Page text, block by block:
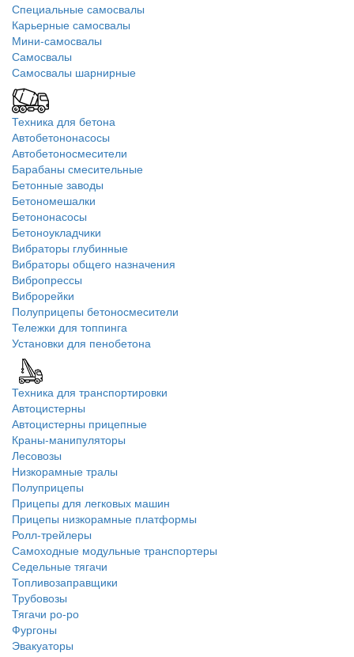
Специальные самосвалы
Карьерные самосвалы
Мини-самосвалы
Самосвалы
Самосвалы шарнирные
Техника для бетона
Автобетононасосы
Автобетоносмесители
Барабаны смесительные
Бетонные заводы
Бетономешалки
Бетононасосы
Бетоноукладчики
Вибраторы глубинные
Вибраторы общего назначения
Вибропрессы
Виброрейки
Полуприцепы бетоносмесители
Тележки для топпинга
Установки для пенобетона
Техника для транспортировки
Автоцистерны
Автоцистерны прицепные
Краны-манипуляторы
Лесовозы
Низкорамные тралы
Полуприцепы
Прицепы для легковых машин
Прицепы низкорамные платформы
Ролл-трейлеры
Самоходные модульные транспортеры
Седельные тягачи
Топливозаправщики
Трубовозы
Тягачи ро-ро
Фургоны
Эвакуаторы